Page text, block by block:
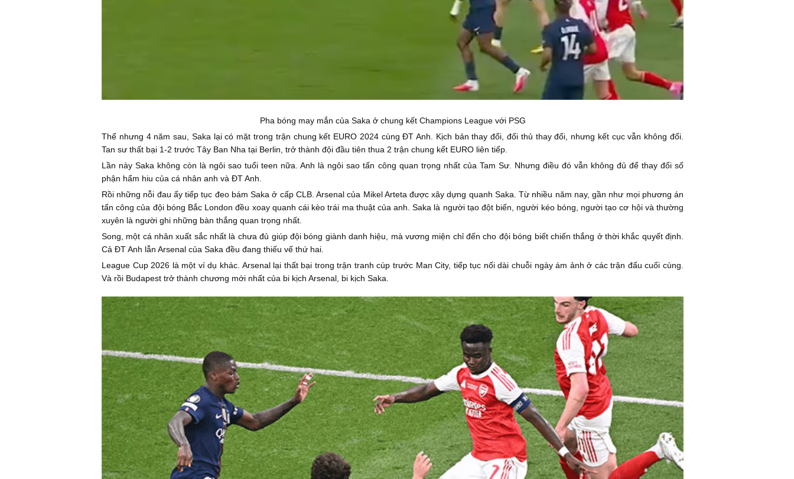
Pha bóng may mắn của Saka ở chung kết Champions League với PSG
Thế nhưng 4 năm sau, Saka lại có mặt trong trận chung kết EURO 2024 cùng ĐT Anh. Kịch bản thay đổi, đối thủ thay đổi, nhưng kết cục vẫn không đổi.
Tan sư thất bại 1-2 trước Tây Ban Nha tại Berlin, trở thành đội đầu tiên thua 2 trận chung kết EURO liên tiếp.
Lần này Saka không còn là ngôi sao tuổi teen nữa. Anh là ngôi sao tấn công quan trọng nhất của Tam Sư. Nhưng điều đó vẫn không đủ để thay đổi số
phận hẩm hiu của cá nhân anh và ĐT Anh.
Rồi những nỗi đau ấy tiếp tục đeo bám Saka ở cấp CLB. Arsenal của Mikel Arteta được xây dựng quanh Saka. Từ nhiều năm nay, gần như mọi phương án
tấn công của đội bóng Bắc London đều xoay quanh cái kèo trái ma thuật của anh. Saka là người tạo đột biến, người kéo bóng, người tạo cơ hội và thường
xuyên là người ghi những bàn thắng quan trọng nhất.
Song, một cá nhân xuất sắc nhất là chưa đủ giúp đội bóng giành danh hiệu, mà vương miện chỉ đến cho đội bóng biết chiến thắng ở thời khắc quyết định.
Cả ĐT Anh lẫn Arsenal của Saka đều đang thiếu vế thứ hai.
League Cup 2026 là một ví dụ khác. Arsenal lại thất bại trong trận tranh cúp trước Man City, tiếp tục nối dài chuỗi ngày ám ảnh ở các trận đấu cuối cùng.
Và rồi Budapest trở thành chương mới nhất của bi kịch Arsenal, bi kịch Saka.